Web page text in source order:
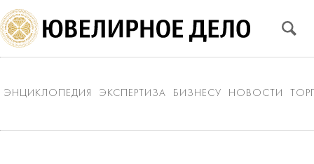
ЭНЦИКЛОПЕДИЯ ЭКСПЕРТИЗА БИЗНЕСУ НОВОСТИ